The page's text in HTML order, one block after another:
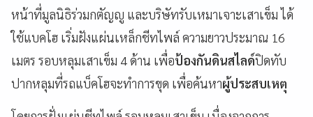
หน้าที่มูลนิธิร่วมกตัญญู และบริษัทรับเหมาเจาะเสาเข็ม ได้
ใช้แบคโฮ เริ่มฝังแผ่นเหล็กชีทไพล์ ความยาวประมาณ 16
เมตร รอบหลุมเสาเข็ม 4 ด้าน เพื่อป้องกันดินสไลด์ปิดทับ
ปากหลุมที่รถแบ็คโฮจะทำการขุด เพื่อค้นหาผู้ประสบเหตุ